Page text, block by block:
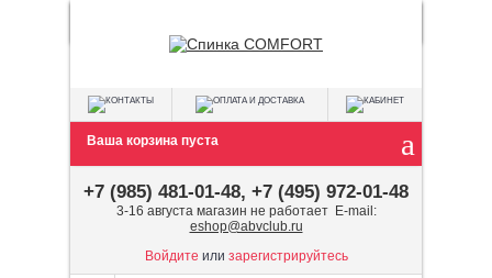
Ваша корзина пуста
+7 (985) 481-01-48, +7 (495) 972-01-48
3-16 августа магазин не работает E-mail:
eshop@abvclub.ru
Войдите или зарегистрируйтесь